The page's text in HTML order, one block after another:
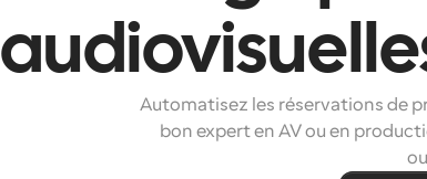
Automatisez les réservations de
bon expert en AV ou en